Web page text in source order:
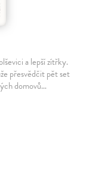
a lepší zítřky.
přesvědčit pět set
domovů…